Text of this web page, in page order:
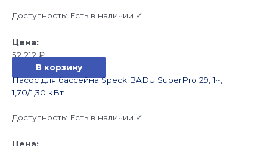
Доступность: Есть в наличии ✓
52 212₽
В корзину
Насос для бассейна Speck BADU SuperPro 29, 1~,
1,70/1,30 кВт
Доступность: Есть в наличии ✓